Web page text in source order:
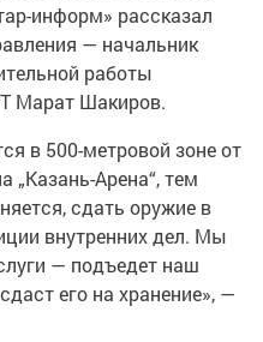
информ» рассказал
— начальник
работы
Марат Шакиров.
в 500-метровой зоне от
„Казань-Арена“, тем
сдать оружие в
внутренних дел. Мы
— подъедет наш
его на хранение», —